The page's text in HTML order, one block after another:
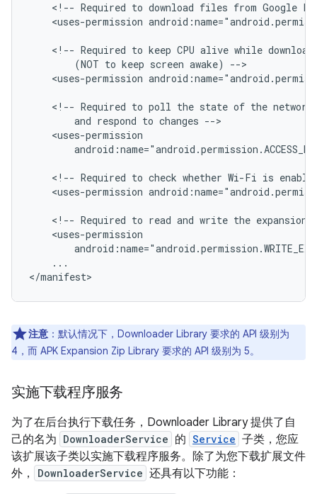
<!-- Required to download files from Google
<uses-permission
<!-- Required to keep CPU alive while
(NOT to keep screen awake)
<uses-permission
<!-- Required to poll the state of the network
and respond to changes
<!-- Required to check whether Wi-Fi is
<uses-permission
<!-- Required to read and write the expansion
...
</manifest>
注意 ：默认情况下，Downloader Library 要求的 API 级别为
4，而 APK Expansion Zip Library 要求的 API 级别为 5。
实施下载程序服务
为了在后台执行下载任务，Downloader Library 提供了自
己的名为 DownloaderService 的 Service 子类，您应
该扩展该子类以实施下载程序服务。除了为您下载扩展文件
外，
DownloaderService 还具有以下功能：